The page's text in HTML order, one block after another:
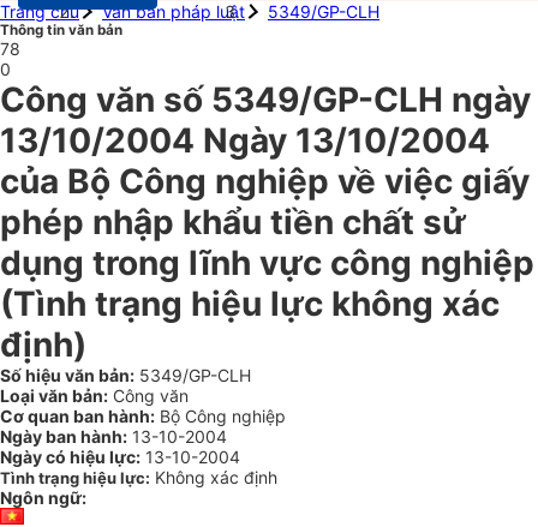
Trang chủ
Văn bản pháp luật 5349/GP-CLH
Thông tin văn bản
78
0
Công văn số 5349/GP-CLH ngày
13/10/2004 Ngày 13/10/2004
của Bộ Công nghiệp về việc giấy
phép nhập khẩu tiền chất sử
dụng trong lĩnh vực công nghiệp
(Tình trạng hiệu lực không xác
định)
Số hiệu văn bản: 5349/GP-CLH
Loại văn bản: Công văn
Cơ quan ban hành: Bộ Công nghiệp
Ngày ban hành: 13-10-2004
Ngày có hiệu lực: 13-10-2004
Tình trạng hiệu lực: Không xác định
Ngôn ngữ: